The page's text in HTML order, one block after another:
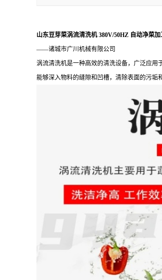
山东豆芽菜涡流清洗机 380V/50HZ 自动净菜
——诸城市广川机械有限公司
涡流清洗机是一种高效的清洗设备，广泛应用
能够深入物料的缝隙和凹槽，清除表面的污垢